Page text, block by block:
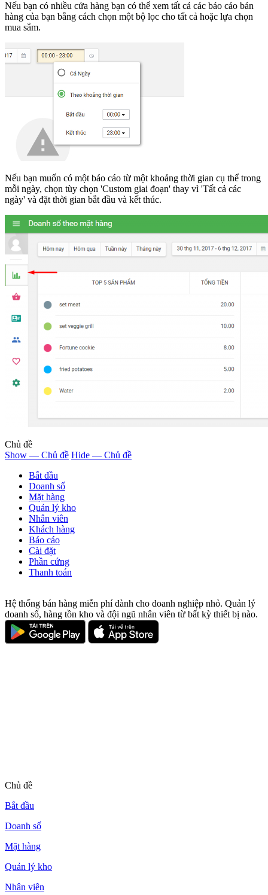
Nếu bạn có nhiều cửa hàng bạn có thể xem tất cả các báo cáo bán
hàng của bạn bằng cách chọn một bộ lọc cho tất cả hoặc lựa chọn
mua sắm.
Nếu bạn muốn có một báo cáo từ một khoảng thời gian cụ thể trong
mỗi ngày, chọn tùy chọn 'Custom giai đoạn' thay vì 'Tất cả các
ngày' và đặt thời gian bắt đầu và kết thúc.
Chủ đề
Show — Chủ đề Hide — Chủ đề
Bắt đầu
Doanh số
Mặt hàng
Quản lý kho
Nhân viên
Khách hàng
Báo cáo
Cài đặt
Phần cứng
Thanh toán
Hệ thống bán hàng miễn phí dành cho doanh nghiệp nhỏ. Quản lý
doanh số, hàng tồn kho và đội ngũ nhân viên từ bất kỳ thiết bị nào.
Chủ đề
Bắt đầu
Doanh số
Mặt hàng
Quản lý kho
Nhân viên